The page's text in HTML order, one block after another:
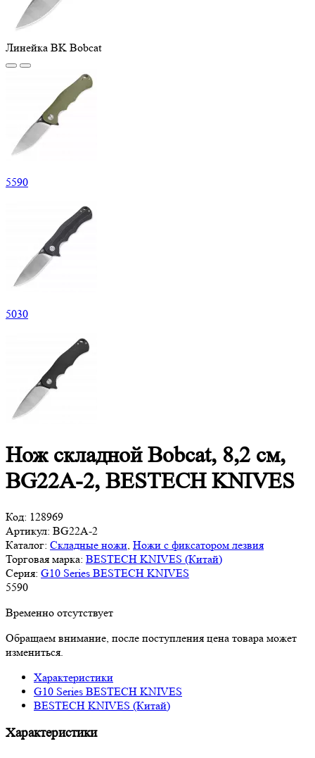
Линейка BK Bobcat
5590
5030
Нож складной Bobcat, 8,2 см,
BG22A-2, BESTECH KNIVES
Код: 128969
Артикул: BG22A-2
Каталог: Складные ножи Ножи с фиксатором лезвия
Торговая марка: BESTECH KNIVES (Китай)
Серия: G10 Series BESTECH KNIVES
5590
Временно отсутствует
Обращаем внимание, после поступления цена товара может
измениться.
Характеристики
G10 Series BESTECH KNIVES
BESTECH KNIVES (Китай)
Характеристики